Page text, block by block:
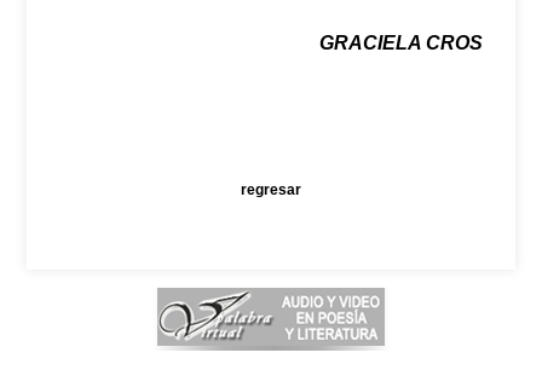
GRACIELA CROS
regresar